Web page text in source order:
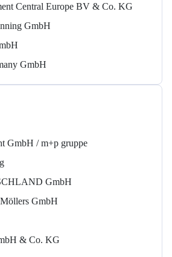
Central Europe BV & Co. KG
GmbH
GmbH
GmbH / m+p gruppe
GmbH
GmbH
& Co. KG